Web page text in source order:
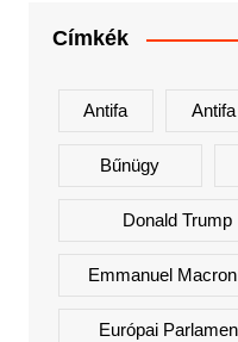
Címkék
Antifa
Bűnügy
Donald Trump
Emmanuel Macron
Európai